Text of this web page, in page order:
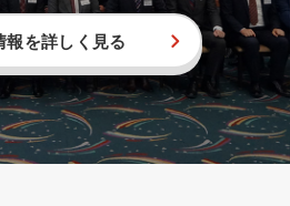
報を詳しく見る